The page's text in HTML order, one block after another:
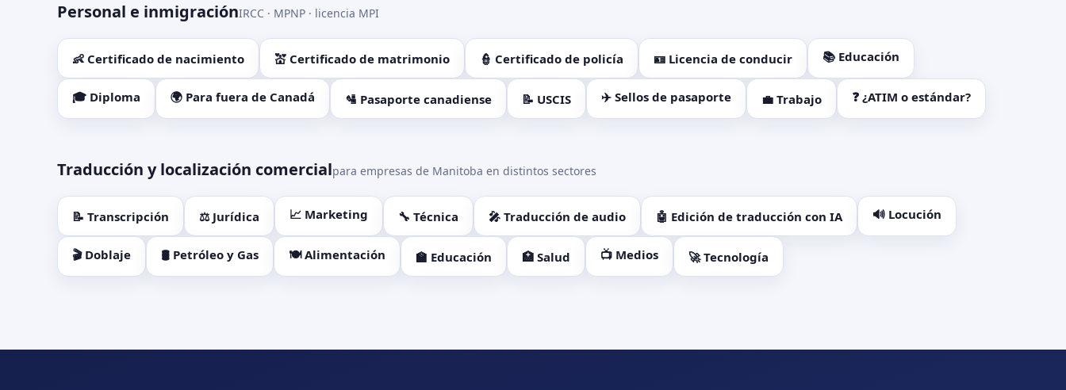
Personal e inmigraciónIRCC · MPNP · licencia MPI
👶 Certificado de nacimiento 💒 Certificado de matrimonio 👮 Certificado de policía 🪪 Licencia de conducir 📚 Educación
🎓 Diploma 🌍 Para fuera de Canadá 🛂 Pasaporte canadiense 📝 USCIS ✈️ Sellos de pasaporte 💼 Trabajo ❓ ¿ATIM o estándar?
Traducción y localización comercialpara empresas de Manitoba en distintos sectores
📝 Transcripción ⚖️ Jurídica 📈 Marketing 🔧 Técnica 🎤 Traducción de audio 🤖 Edición de traducción con IA 🔊 Locución
🎬 Doblaje 🛢️ Petróleo y Gas 🍽️ Alimentación 🏫 Educación 🏥 Salud 📺 Medios 🚀 Tecnología